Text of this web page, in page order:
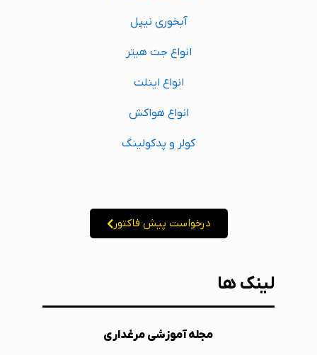
آبخوری نیپل
انواع جت هیتر
انواع اینلت
انواع هواکش
کولر و پدکولینگ
درخواست پیش فاکتور
لینک ها
مجله آموزشی مرغداری